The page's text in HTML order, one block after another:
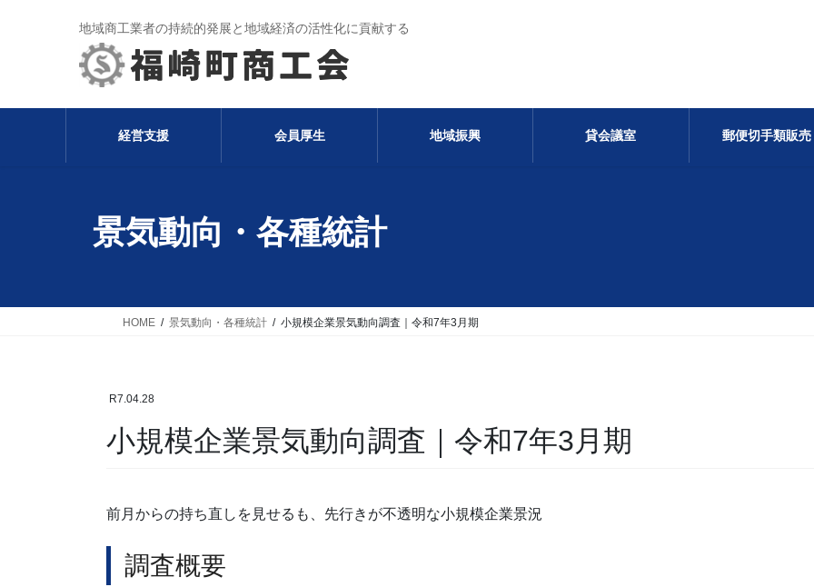
地域商工業者の持続的発展と地域経済の活性化に貢献する
経営支援 会員厚生 地域振興 貸会議室 郵便切手類販売
景気動向・各種統計
HOME 景気動向・各種統計 小規模企業景気動向調査｜令和7年3月期
R7.04.28
小規模企業景気動向調査｜令和7年3月期
前月からの持ち直しを見せるも、先行きが不透明な小規模企業景況
調査概要